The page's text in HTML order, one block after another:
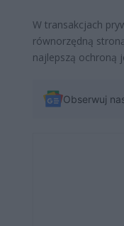
W transakcjach
równorzędną
najlepszą ochroną
Obserwuj